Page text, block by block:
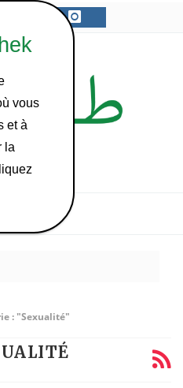
: "Sexualité"
vous
et à
la